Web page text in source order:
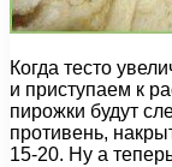
Когда тесто
и приступаем к
пирожки будут
противень,
15-20. Ну а